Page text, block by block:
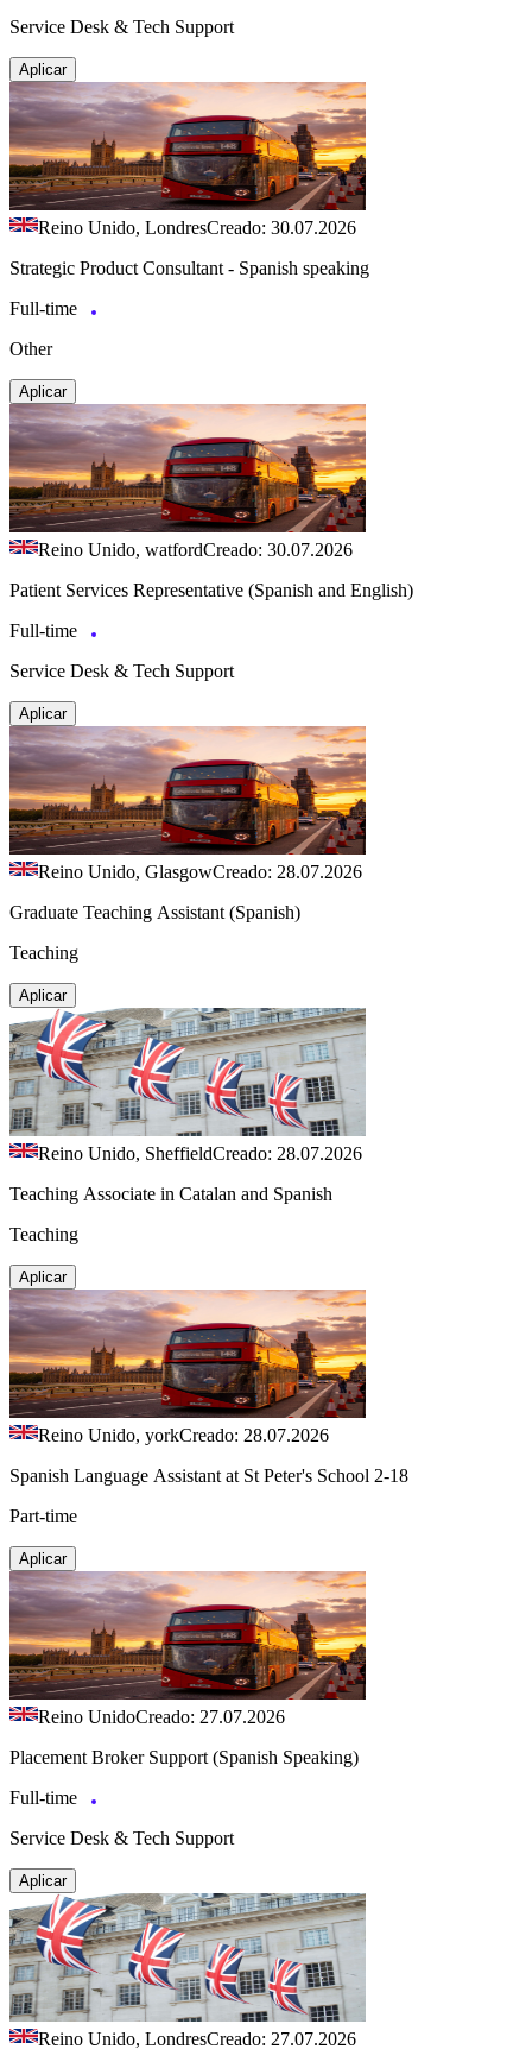
Service Desk & Tech Support
Aplicar
Reino Unido, LondresCreado: 30.07.2026
Strategic Product Consultant - Spanish speaking
Full-time
Other
Aplicar
Reino Unido, watfordCreado: 30.07.2026
Patient Services Representative (Spanish and English)
Full-time
Service Desk & Tech Support
Aplicar
Reino Unido, GlasgowCreado: 28.07.2026
Graduate Teaching Assistant (Spanish)
Teaching
Aplicar
Reino Unido, SheffieldCreado: 28.07.2026
Teaching Associate in Catalan and Spanish
Teaching
Aplicar
Reino Unido, yorkCreado: 28.07.2026
Spanish Language Assistant at St Peter's School 2-18
Part-time
Aplicar
Reino UnidoCreado: 27.07.2026
Placement Broker Support (Spanish Speaking)
Full-time
Service Desk & Tech Support
Aplicar
Reino Unido, LondresCreado: 27.07.2026